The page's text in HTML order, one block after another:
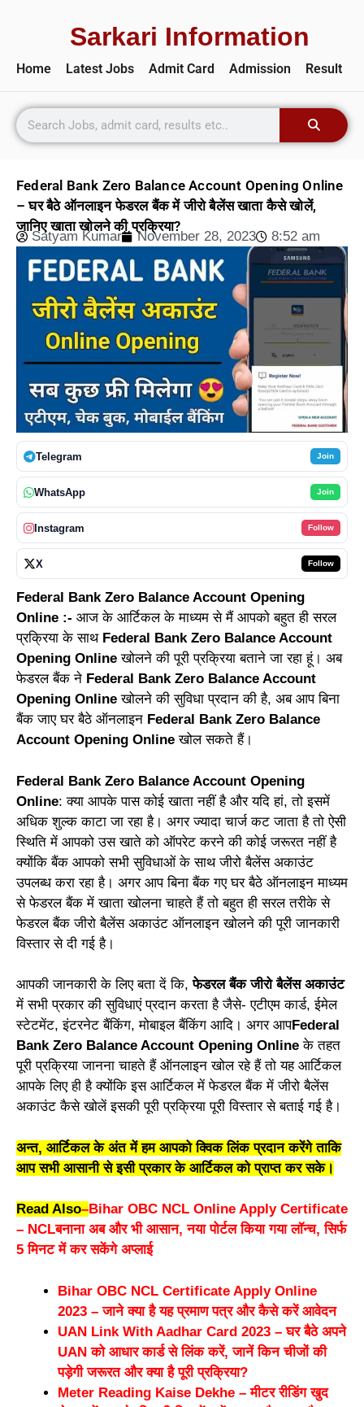
Sarkari Information
Home Latest Jobs Admit Card Admission Result
Federal Bank Zero Balance Account Opening Online
– घर बैठे ऑनलाइन फेडरल बैंक में जीरो बैलेंस खाता कैसे खोलें,
जानिए खाता खोलने की प्रक्रिया?
Satyam Kumar November 28, 2023 8:52 am
Telegram Join
WhatsApp Join
Instagram Follow
X Follow
Federal Bank Zero Balance Account Opening
Online :- आज के आर्टिकल के माध्यम से मैं आपको बहुत ही सरल
प्रक्रिया के साथ Federal Bank Zero Balance Account
Opening Online खोलने की पूरी प्रक्रिया बताने जा रहा हूं। अब
फेडरल बैंक ने Federal Bank Zero Balance Account
Opening Online खोलने की सुविधा प्रदान की है, अब आप बिना
बैंक जाए घर बैठे ऑनलाइन Federal Bank Zero Balance
Account Opening Online खोल सकते हैं।
Federal Bank Zero Balance Account Opening
Online: क्या आपके पास कोई खाता नहीं है और यदि हां, तो इसमें
अधिक शुल्क काटा जा रहा है। अगर ज्यादा चार्ज कट जाता है तो ऐसी
स्थिति में आपको उस खाते को ऑपरेट करने की कोई जरूरत नहीं है
क्योंकि बैंक आपको सभी सुविधाओं के साथ जीरो बैलेंस अकाउंट
उपलब्ध करा रहा है। अगर आप बिना बैंक गए घर बैठे ऑनलाइन माध्यम
से फेडरल बैंक में खाता खोलना चाहते हैं तो बहुत ही सरल तरीके से
फेडरल बैंक जीरो बैलेंस अकाउंट ऑनलाइन खोलने की पूरी जानकारी
विस्तार से दी गई है।
आपकी जानकारी के लिए बता दें कि, फेडरल बैंक जीरो बैलेंस अकाउंट
में सभी प्रकार की सुविधाएं प्रदान करता है जैसे- एटीएम कार्ड, ईमेल
स्टेटमेंट, इंटरनेट बैंकिंग, मोबाइल बैंकिंग आदि। अगर आपFederal
Bank Zero Balance Account Opening Online के तहत
पूरी प्रक्रिया जानना चाहते हैं ऑनलाइन खोल रहे हैं तो यह आर्टिकल
आपके लिए ही है क्योंकि इस आर्टिकल में फेडरल बैंक में जीरो बैलेंस
अकाउंट कैसे खोलें इसकी पूरी प्रक्रिया पूरी विस्तार से बताई गई है।
अन्त, आर्टिकल के अंत में हम आपको क्विक लिंक प्रदान करेंगे ताकि
आप सभी आसानी से इसी प्रकार के आर्टिकल को प्राप्त कर सके।
Read Also–Bihar OBC NCL Online Apply Certificate
– NCLबनाना अब और भी आसान, नया पोर्टल किया गया लॉन्च, सिर्फ
5 मिनट में कर सकेंगे अप्लाई
Bihar OBC NCL Certificate Apply Online
2023 – जाने क्या है यह प्रमाण पत्र और कैसे करें आवेदन
UAN Link With Aadhar Card 2023 – घर बैठे अपने
UAN को आधार कार्ड से लिंक करें, जानें किन चीजों की
पड़ेगी जरूरत और क्या है पूरी प्रक्रिया?
Meter Reading Kaise Dekhe – मीटर रीडिंग खुद